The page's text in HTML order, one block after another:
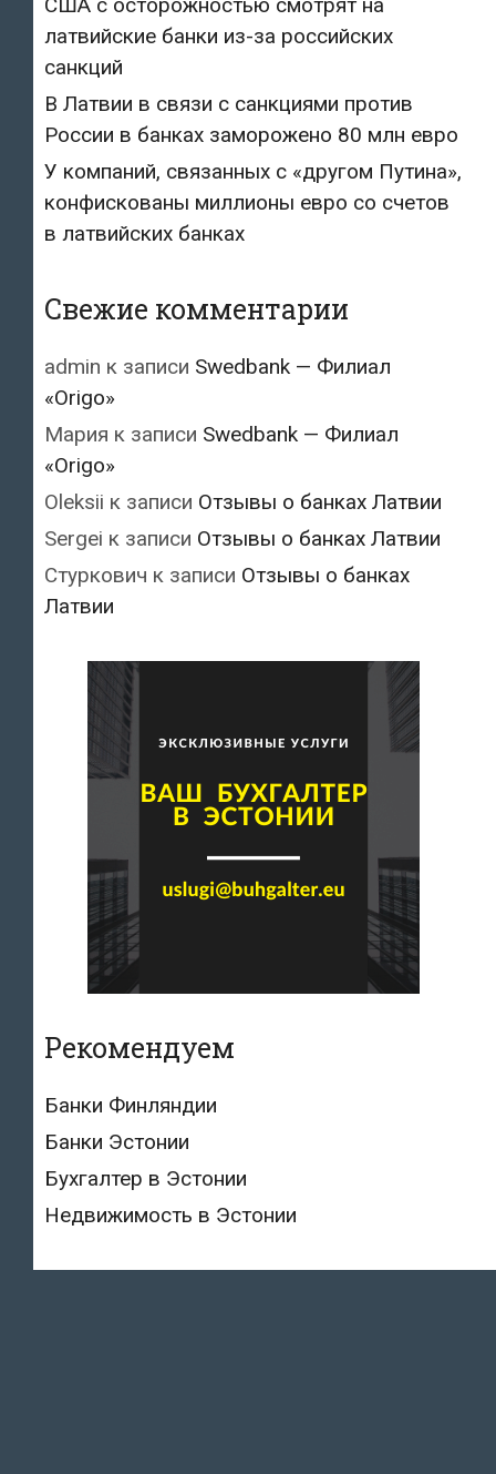
США с осторожностью смотрят на
латвийские банки из-за российских
санкций
В Латвии в связи с санкциями против
России в банках заморожено 80 млн евро
У компаний, связанных с «другом Путина»,
конфискованы миллионы евро со счетов
в латвийских банках
Свежие комментарии
admin к записи Swedbank — Филиал
«Origo»
Мария к записи Swedbank — Филиал
«Origo»
Oleksii к записи Отзывы о банках Латвии
Sergei к записи Отзывы о банках Латвии
Стуркович к записи Отзывы о банках
Латвии
Рекомендуем
Банки Финляндии
Банки Эстонии
Бухгалтер в Эстонии
Недвижимость в Эстонии